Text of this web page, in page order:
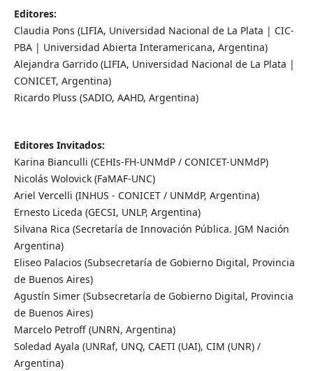
Editores:
Claudia Pons (LIFIA, Universidad Nacional de La Plata | CIC-
PBA | Universidad Abierta Interamericana, Argentina)
Alejandra Garrido (LIFIA, Universidad Nacional de La Plata |
CONICET, Argentina)
Ricardo Pluss (SADIO, AAHD, Argentina)
Editores Invitados:
Karina Bianculli (CEHIs-FH-UNMdP / CONICET-UNMdP)
Nicolás Wolovick (FaMAF-UNC)
Ariel Vercelli (INHUS - CONICET / UNMdP, Argentina)
Ernesto Liceda (GECSI, UNLP, Argentina)
Silvana Rica (Secretaría de Innovación Pública. JGM Nación
Argentina)
Eliseo Palacios (Subsecretaría de Gobierno Digital, Provincia
de Buenos Aires)
Agustín Simer (Subsecretaría de Gobierno Digital, Provincia
de Buenos Aires)
Marcelo Petroff (UNRN, Argentina)
Soledad Ayala (UNRaf, UNQ, CAETI (UAI), CIM (UNR) /
Argentina)